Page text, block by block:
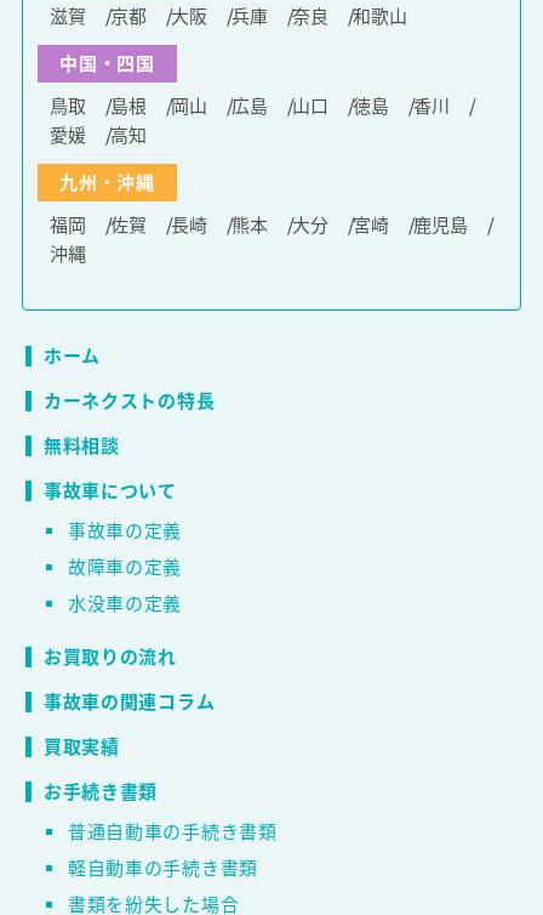
滋賀
京都 大阪 兵庫 奈良
和歌山
中国・四国
鳥取
島根 岡山 広島 山口 徳島
香川
愛媛
高知
九州・沖縄
福岡
佐賀 長崎 熊本 大分 宮崎
鹿児島
沖縄
ホーム
カーネクストの特長
無料相談
事故車について
事故車の定義
故障車の定義
水没車の定義
お買取りの流れ
事故車の関連コラム
買取実績
お手続き書類
普通自動車の手続き書類
軽自動車の手続き書類
書類を紛失した場合